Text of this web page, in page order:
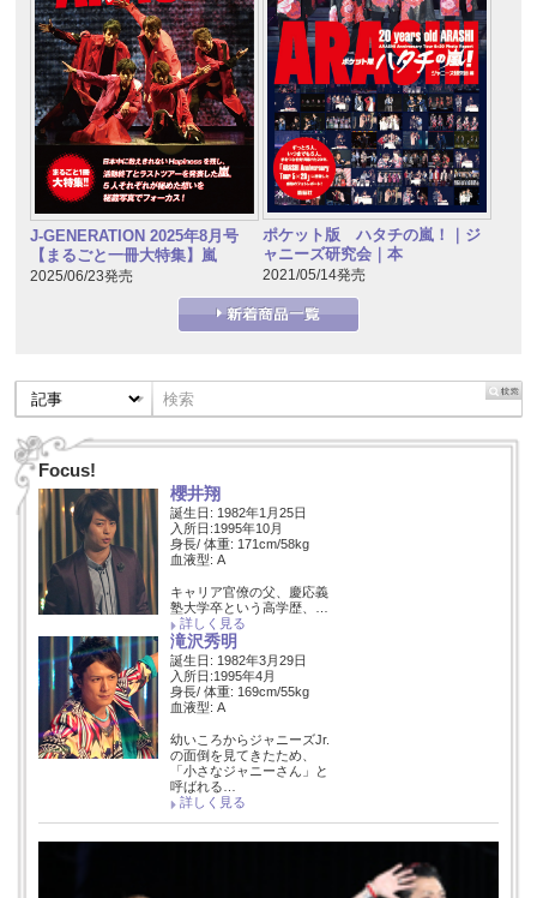
J-GENERATION 2025年8月号
【まるごと一冊大特集】嵐
2025/06/23発売
ポケット版 ハタチの嵐！｜ジ
ャニーズ研究会｜本
2021/05/14発売
Focus!
櫻井翔
誕生日: 1982年1月25日
入所日:1995年10月
身長/ 体重: 171cm/58kg
血液型: A
キャリア官僚の父、慶応義
塾大学卒という高学歴、…
詳しく見る
滝沢秀明
誕生日: 1982年3月29日
入所日:1995年4月
身長/ 体重: 169cm/55kg
血液型: A
幼いころからジャニーズJr.
の面倒を見てきたため、
「小さなジャニーさん」と
呼ばれる…
詳しく見る